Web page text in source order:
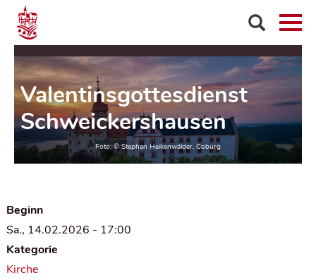
Valentinsgottesdienst
Schweickershausen
Beginn
Sa., 14.02.2026 - 17:00
Kategorie
Kirche